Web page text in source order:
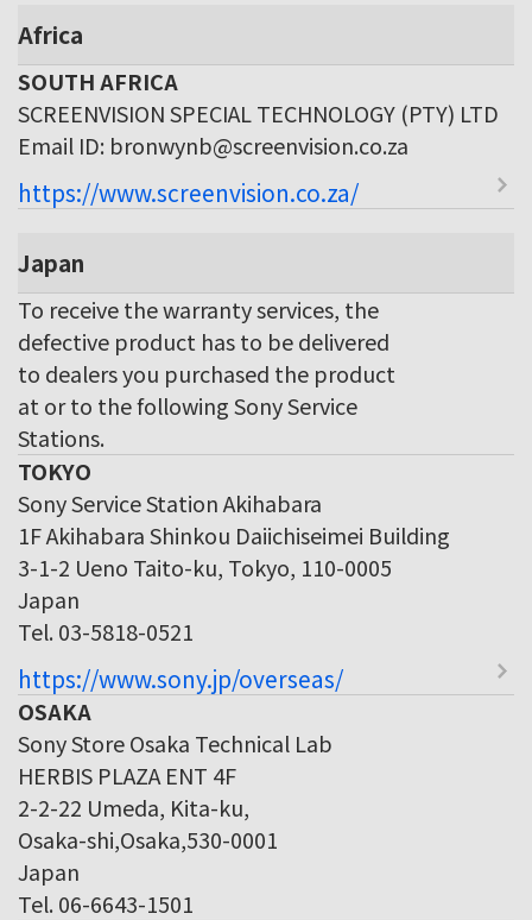
Africa
SOUTH AFRICA
SCREENVISION SPECIAL TECHNOLOGY (PTY) LTD
Email ID: bronwynb@screenvision.co.za
https://www.screenvision.co.za/
Japan
To receive the warranty services, the
defective product has to be delivered
to dealers you purchased the product
at or to the following Sony Service
Stations.
TOKYO
Sony Service Station Akihabara
1F Akihabara Shinkou Daiichiseimei Building
3-1-2 Ueno Taito-ku, Tokyo, 110-0005
Japan
Tel. 03-5818-0521
https://www.sony.jp/overseas/
OSAKA
Sony Store Osaka Technical Lab
HERBIS PLAZA ENT 4F
2-2-22 Umeda, Kita-ku,
Osaka-shi,Osaka,530-0001
Japan
Tel. 06-6643-1501